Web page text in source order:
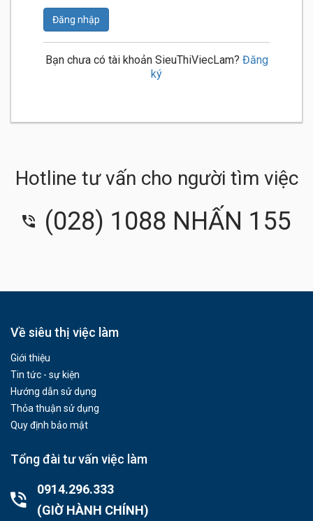
Đăng nhập
Bạn chưa có tài khoản SieuThiViecLam? Đăng
ký
Hotline tư vấn cho người tìm việc
(028) 1088 NHẤN 155
Về siêu thị việc làm
Giới thiệu
Tin tức - sự kiện
Hướng dẫn sử dụng
Thỏa thuận sử dụng
Quy định bảo mật
Tổng đài tư vấn việc làm
0914.296.333
(GIỜ HÀNH CHÍNH)